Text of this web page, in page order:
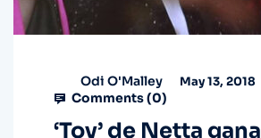
Odi O'Malley May 13, 2018
Comments (0)
‘Toy’ de Netta gana